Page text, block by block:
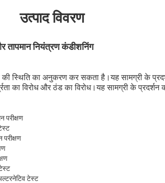
उत्पाद विवरण
तापमान नियंत्रण कंडीशनिंग
की स्थिति का अनुकरण कर सकता है।यह सामग्री के
का विरोध और ठंड का विरोध।यह सामग्री के प्रदर्शन
परीक्षण
टेस्ट